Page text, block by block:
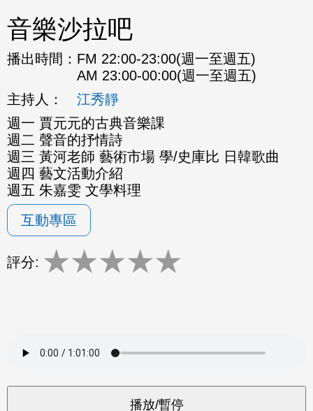
音樂沙拉吧
播出時間： FM 22:00-23:00(週一至週五)
AM 23:00-00:00(週一至週五)
主持人：
江秀靜
週一 賈元元的古典音樂課
週二 聲音的抒情詩
週三 黃河老師 藝術市場 學/史庫比 日韓歌曲
週四 藝文活動介紹
週五 朱嘉雯 文學料理
互動專區
評分: ★★★★★